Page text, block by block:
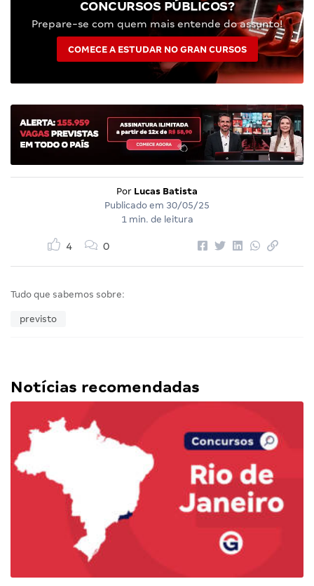
CONCURSOS PÚBLICOS?
Prepare-se com quem mais entende do assunto!
COMECE A ESTUDAR NO GRAN CURSOS
Por Lucas Batista
Publicado em 30/05/25
1 min. de leitura
4 0
Tudo que sabemos sobre:
previsto
Notícias recomendadas